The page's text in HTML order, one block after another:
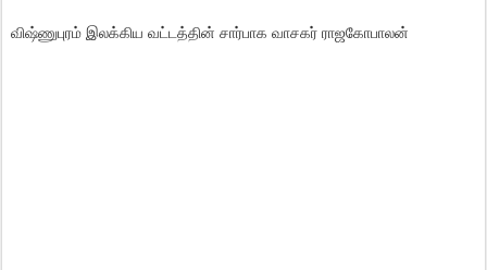
விஷ்ணுபுரம் இலக்கிய வட்டத்தின் சார்பாக வாசகர் ராஜகோபாலன்